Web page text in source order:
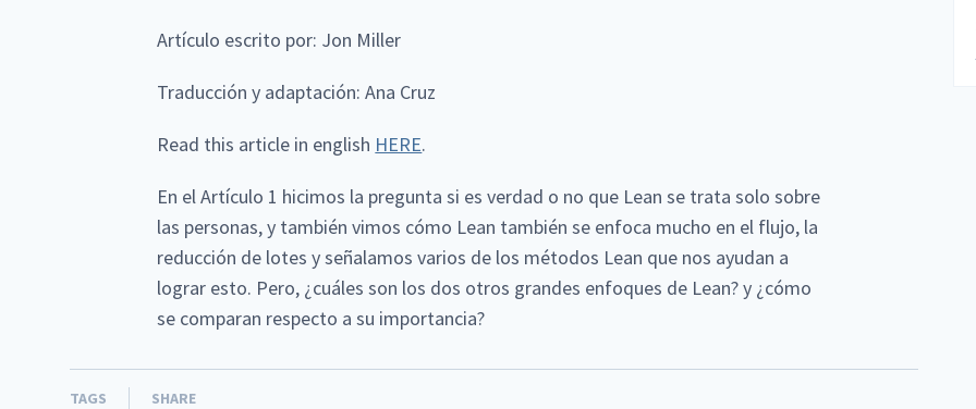
Artículo escrito por: Jon Miller
Traducción y adaptación: Ana Cruz
Read this article in english HERE.
En el Artículo 1 hicimos la pregunta si es verdad o no que Lean se trata solo sobre
las personas, y también vimos cómo Lean también se enfoca mucho en el flujo, la
reducción de lotes y señalamos varios de los métodos Lean que nos ayudan a
lograr esto. Pero, ¿cuáles son los dos otros grandes enfoques de Lean? y ¿cómo
se comparan respecto a su importancia?
TAGS SHARE